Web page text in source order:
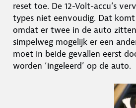
reset toe. De 12-Volt-accu’s
types niet eenvoudig. Dat
omdat er twee in de auto
simpelweg mogelijk er een
moet in beide gevallen eerst
worden ‘ingeleerd’ op de auto.